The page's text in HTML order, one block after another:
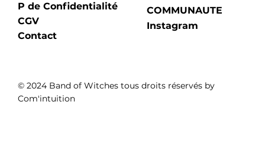
P de Confidentialité
CGV
Contact
COMMUNAUTE
Instagram
© 2024 Band of Witches tous droits réservés by
Com'intuition